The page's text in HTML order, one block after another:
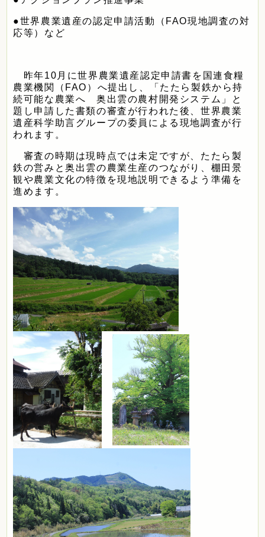
●世界農業遺産の認定申請活動（FAO現地調査の対
応等） など
昨年10月に世界農業遺産認定申請書を国連食糧
農業機関（FAO）へ提出し、「たたら製鉄から持
続可能な農業へ 奥出雲の農村開発システム」と
題し申請した書類の審査が行われた後、世界農業
遺産科学助言グループの委員による現地調査が行
われます。
審査の時期は現時点では未定ですが、たたら製
鉄の営みと奥出雲の農業生産のつながり、棚田景
観や農業文化の特徴を現地説明できるよう準備を
進めます。